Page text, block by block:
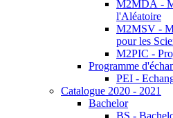
M2MDA -
l'Aléatoire
M2MSV -
pour les
M2PIC -
Programme
PEI -
Catalogue 2020 - 2021
Bachelor
BS -